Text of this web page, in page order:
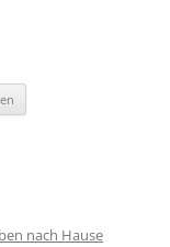
nach Hause